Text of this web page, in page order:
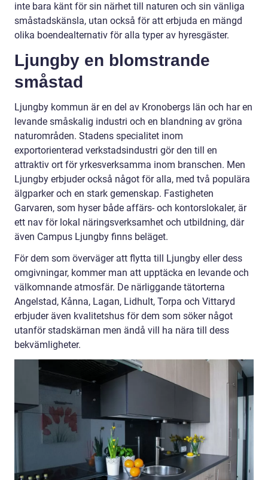
inte bara känt för sin närhet till naturen och sin vänliga
småstadskänsla, utan också för att erbjuda en mängd
olika boendealternativ för alla typer av hyresgäster.
Ljungby en blomstrande
småstad
Ljungby kommun är en del av Kronobergs län och har en
levande småskalig industri och en blandning av gröna
naturområden. Stadens specialitet inom
exportorienterad verkstadsindustri gör den till en
attraktiv ort för yrkesverksamma inom branschen. Men
Ljungby erbjuder också något för alla, med två populära
älgparker och en stark gemenskap. Fastigheten
Garvaren, som hyser både affärs- och kontorslokaler, är
ett nav för lokal näringsverksamhet och utbildning, där
även Campus Ljungby finns beläget.
För dem som överväger att flytta till Ljungby eller dess
omgivningar, kommer man att upptäcka en levande och
välkomnande atmosfär. De närliggande tätorterna
Angelstad, Kånna, Lagan, Lidhult, Torpa och Vittaryd
erbjuder även kvalitetshus för dem som söker något
utanför stadskärnan men ändå vill ha nära till dess
bekvämligheter.